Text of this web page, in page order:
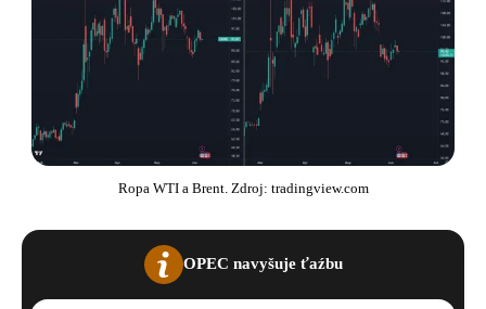
Ropa WTI a Brent. Zdroj: tradingview.com
OPEC navyšuje ťaźbu